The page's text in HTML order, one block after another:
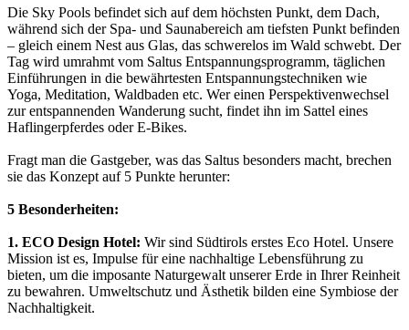
Die Sky Pools befindet sich auf dem höchsten Punkt, dem Dach,
während sich der Spa- und Saunabereich am tiefsten Punkt befinden
– gleich einem Nest aus Glas, das schwerelos im Wald schwebt. Der
Tag wird umrahmt vom Saltus Entspannungsprogramm, täglichen
Einführungen in die bewährtesten Entspannungstechniken wie
Yoga, Meditation, Waldbaden etc. Wer einen Perspektivenwechsel
zur entspannenden Wanderung sucht, findet ihn im Sattel eines
Haflingerpferdes oder E-Bikes.
Fragt man die Gastgeber, was das Saltus besonders macht, brechen
sie das Konzept auf 5 Punkte herunter:
5 Besonderheiten:
1. ECO Design Hotel: Wir sind Südtirols erstes Eco Hotel. Unsere
Mission ist es, Impulse für eine nachhaltige Lebensführung zu
bieten, um die imposante Naturgewalt unserer Erde in Ihrer Reinheit
zu bewahren. Umweltschutz und Ästhetik bilden eine Symbiose der
Nachhaltigkeit.